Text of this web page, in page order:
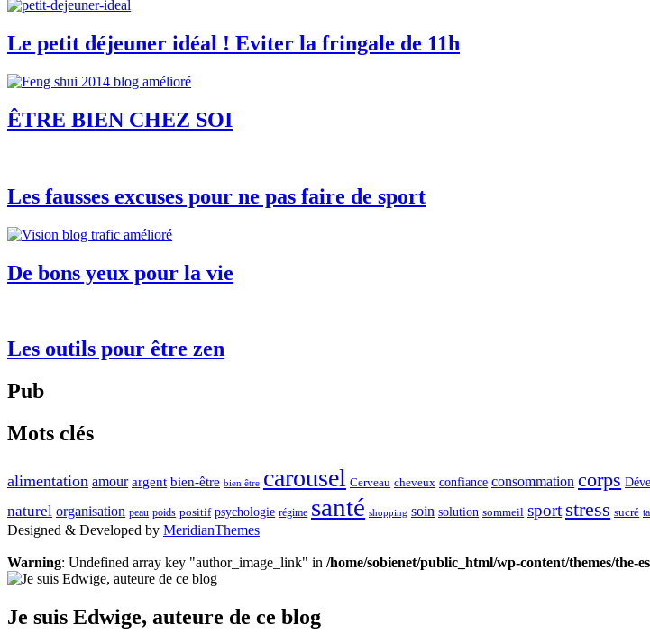
Le petit déjeuner idéal ! Eviter la fringale de 11h
ÊTRE BIEN CHEZ SOI
Les fausses excuses pour ne pas faire de sport
De bons yeux pour la vie
Les outils pour être zen
Pub
Mots clés
alimentation amour argent bien-être bien être carousel Cerveau cheveux confiance consommation corps
naturel organisation peau poids positif psychologie régime santé shopping soin solution sommeil sport stress sucré
Designed & Developed by MeridianThemes
Warning: Undefined array key "author_image_link" in /home/sobienet/public_html/wp-content/themes/the-
Je suis Edwige, auteure de ce blog